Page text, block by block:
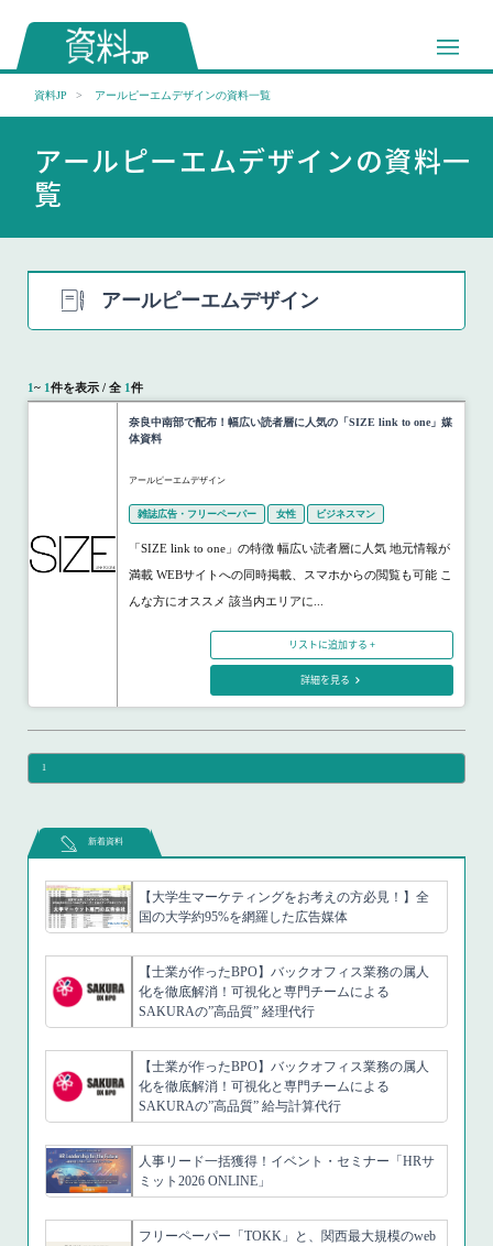
資料JP アールピーエムデザインの資料一覧
アールピーエムデザインの資料一
覧
アールピーエムデザイン
1~ 1件を表示 / 全 1件
奈良中南部で配布！幅広い読者層に人気の「SIZE link to one」媒
体資料
アールピーエムデザイン
雑誌広告・フリーペーパー 女性 ビジネスマン
「SIZE link to one」の特徴 幅広い読者層に人気 地元情報が
満載 WEBサイトへの同時掲載、スマホからの閲覧も可能 こ
んな方にオススメ 該当内エリアに...
リストに追加する +
詳細を見る
1
新着資料
【大学生マーケティングをお考えの方必見！】全
国の大学約95%を網羅した広告媒体
【士業が作ったBPO】バックオフィス業務の属人
化を徹底解消！可視化と専門チームによる
SAKURAの”高品質” 経理代行
【士業が作ったBPO】バックオフィス業務の属人
化を徹底解消！可視化と専門チームによる
SAKURAの”高品質” 給与計算代行
人事リード一括獲得！イベント・セミナー「HRサ
ミット2026 ONLINE」
フリーペーパー「TOKK」と、関西最大規模のweb